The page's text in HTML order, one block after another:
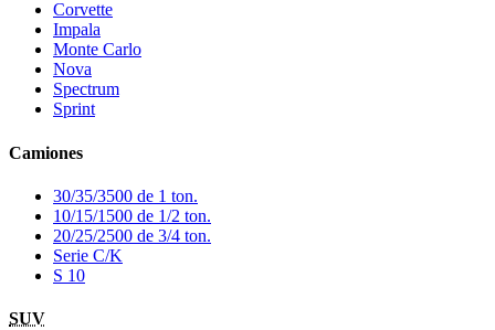
Corvette
Impala
Monte Carlo
Nova
Spectrum
Sprint
Camiones
30/35/3500 de 1 ton.
10/15/1500 de 1/2 ton.
20/25/2500 de 3/4 ton.
Serie C/K
S 10
SUV